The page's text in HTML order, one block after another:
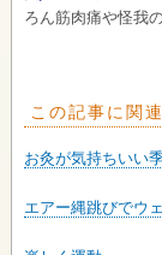
ろん筋肉痛や怪我
この記事に関
お灸が気持ちいい
エアー縄跳びでウ